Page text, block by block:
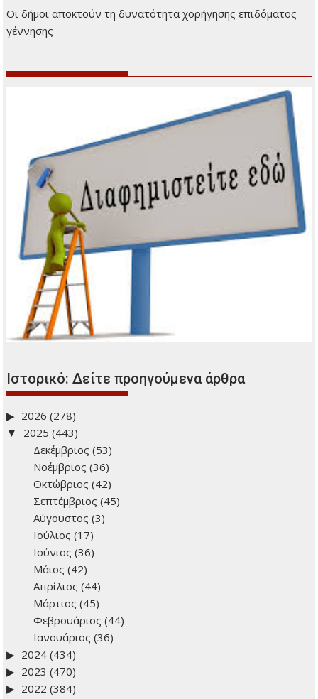
Οι δήμοι αποκτούν τη δυνατότητα χορήγησης επιδόματος
γέννησης
Ιστορικό: Δείτε προηγούμενα άρθρα
2026 (278)
2025 (443)
Δεκέμβριος (53)
Νοέμβριος (36)
Οκτώβριος (42)
Σεπτέμβριος (45)
Αύγουστος (3)
Ιούλιος (17)
Ιούνιος (36)
Μάιος (42)
Απρίλιος (44)
Μάρτιος (45)
Φεβρουάριος (44)
Ιανουάριος (36)
2024 (434)
2023 (470)
2022 (384)